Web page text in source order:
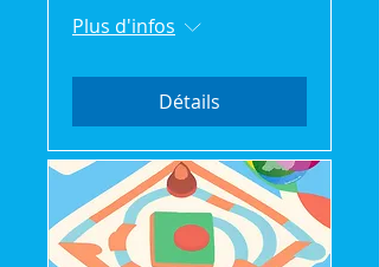
Plus d'infos
Détails